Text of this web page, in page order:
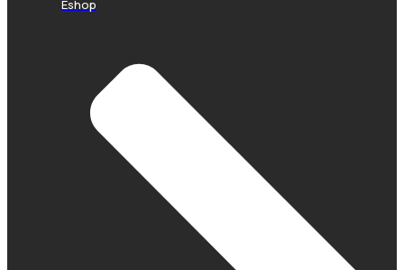
Eshop